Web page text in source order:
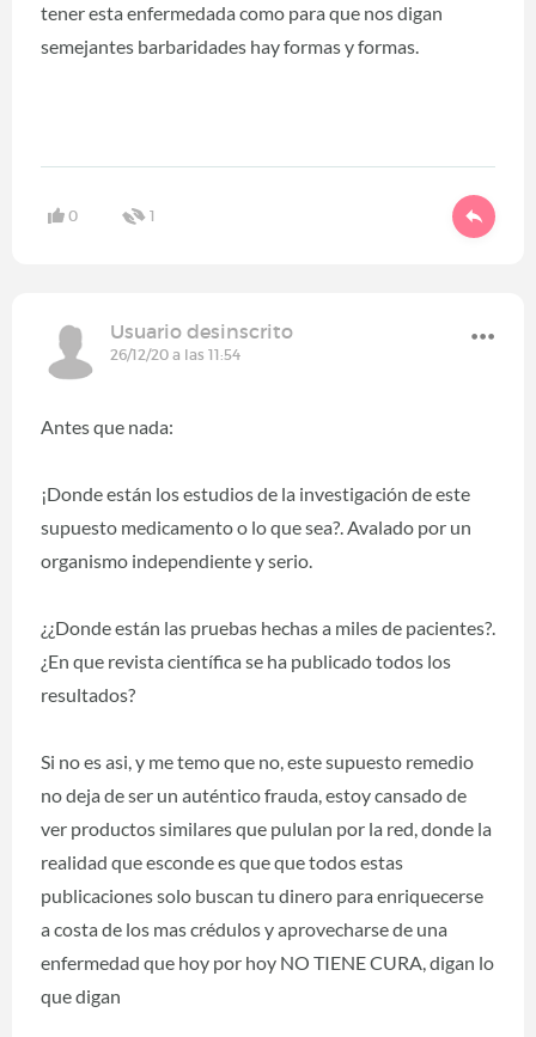
tener esta enfermedada como para que nos digan
semejantes barbaridades hay formas y formas.
0 1
Usuario desinscrito
26/12/20 a las 11:54
Antes que nada:
¡Donde están los estudios de la investigación de este
supuesto medicamento o lo que sea?. Avalado por un
organismo independiente y serio.
¿¿Donde están las pruebas hechas a miles de pacientes?.
¿En que revista científica se ha publicado todos los
resultados?
Si no es asi, y me temo que no, este supuesto remedio
no deja de ser un auténtico frauda, estoy cansado de
ver productos similares que pululan por la red, donde la
realidad que esconde es que que todos estas
publicaciones solo buscan tu dinero para enriquecerse
a costa de los mas crédulos y aprovecharse de una
enfermedad que hoy por hoy NO TIENE CURA, digan lo
que digan